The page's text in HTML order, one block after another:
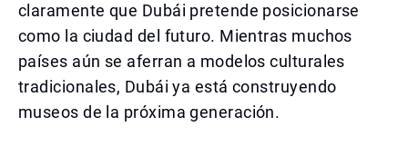
claramente que Dubái pretende posicionarse
como la ciudad del futuro. Mientras muchos
países aún se aferran a modelos culturales
tradicionales, Dubái ya está construyendo
museos de la próxima generación.